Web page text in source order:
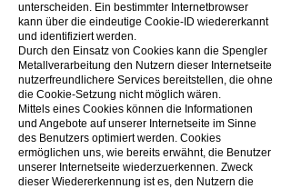
unterscheiden. Ein bestimmter Internetbrowser
kann über die eindeutige Cookie-ID wiedererkannt
und identifiziert werden.
Durch den Einsatz von Cookies kann die Spengler
Metallverarbeitung den Nutzern dieser Internetseite
nutzerfreundlichere Services bereitstellen, die ohne
die Cookie-Setzung nicht möglich wären.
Mittels eines Cookies können die Informationen
und Angebote auf unserer Internetseite im Sinne
des Benutzers optimiert werden. Cookies
ermöglichen uns, wie bereits erwähnt, die Benutzer
unserer Internetseite wiederzuerkennen. Zweck
dieser Wiedererkennung ist es, den Nutzern die